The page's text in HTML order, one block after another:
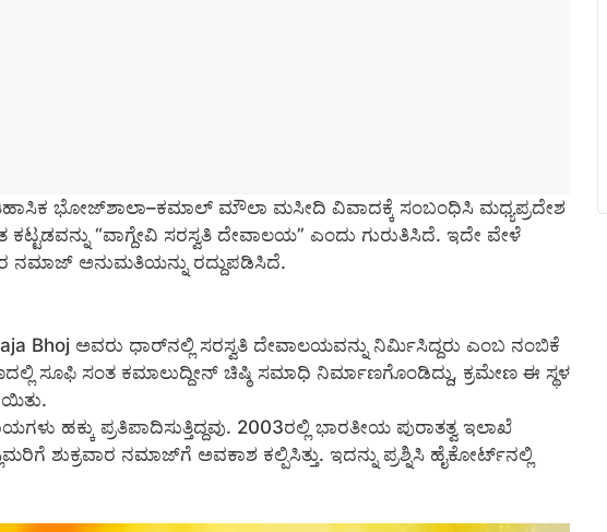
ಭೋಜ್‌ಶಾಲಾ–ಕಮಾಲ್‌ ಮೌಲಾ ಮಸೀದಿ ವಿವಾದಕ್ಕೆ ಸಂಬಂಧಿಸಿ ಮಧ್ಯಪ್ರದೇಶ
“ವಾಗ್ದೇವಿ ಸರಸ್ವತಿ ದೇವಾಲಯ” ಎಂದು ಗುರುತಿಸಿದೆ. ಇದೇ ವೇಳೆ
ನಮಾಜ್‌ ಅನುಮತಿಯನ್ನು ರದ್ದುಪಡಿಸಿದೆ.
Bhoj ಅವರು ಧಾರ್‌ನಲ್ಲಿ ಸರಸ್ವತಿ ದೇವಾಲಯವನ್ನು ನಿರ್ಮಿಸಿದ್ದರು ಎಂಬ ನಂಬಿಕೆ
ಸೂಫಿ ಸಂತ ಕಮಾಲುದ್ದೀನ್‌ ಚಿಷ್ಠಿ ಸಮಾಧಿ ನಿರ್ಮಾಣಗೊಂಡಿದ್ದು, ಕ್ರಮೇಣ ಈ ಸ್ಥಳ
ಹಕ್ಕು ಪ್ರತಿಪಾದಿಸುತ್ತಿದ್ದವು. 2003ರಲ್ಲಿ ಭಾರತೀಯ ಪುರಾತತ್ವ ಇಲಾಖೆ
ಶುಕ್ರವಾರ ನಮಾಜ್‌ಗೆ ಅವಕಾಶ ಕಲ್ಪಿಸಿತ್ತು. ಇದನ್ನು ಪ್ರಶ್ನಿಸಿ ಹೈಕೋರ್ಟ್‌ನಲ್ಲಿ